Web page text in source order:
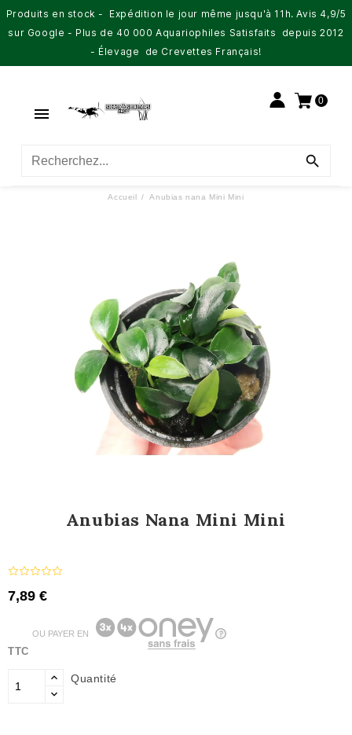
Produits en stock - Expédition le jour même jusqu'à 11h. Avis 4,9/5
sur Google - Plus de 40 000 Aquariophiles Satisfaits depuis 2012
- Élevage de Crevettes Français!

0

Accueil Anubias nana Mini Mini
Anubias Nana Mini Mini
7,89 €
TTC
OU PAYER EN
Quantité